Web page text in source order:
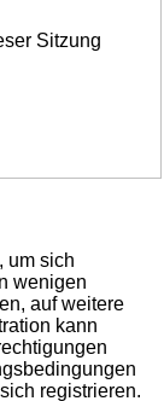
Sitzung
um sich
wenigen
auf weitere
kann
registrieren.